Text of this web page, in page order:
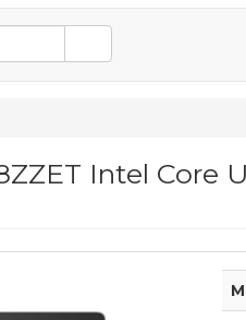
Intel Core